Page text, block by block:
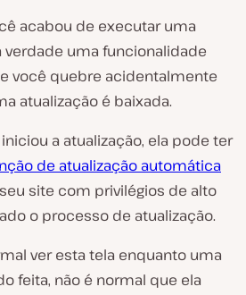
acabou de executar uma
verdade uma funcionalidade
você quebre acidentalmente
atualização é baixada.
a atualização, ela pode ter
de atualização automática
site com privilégios de alto
o processo de atualização.
ver esta tela enquanto uma
feita, não é normal que ela